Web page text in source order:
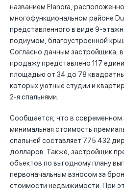
названием Elanora,
многофункциональном районе
представленного в виде 9-
подиумом, благоустроенной
Согласно данным застройщика,
продажу представлено 117
площадью от 34 до 78
которых уютные студии и
2-я спальнями.
Сообщается, что в современном
минимальная стоимость
спальней составляет 775 432
долларов. Также, застройщик
объектов по выгодному плану
первоначальным взносом за
стоимости недвижимости. При